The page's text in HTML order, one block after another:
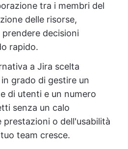
tra i membri del
delle risorse,
decisioni
rapido.
a Jira scelta
grado di gestire un
di utenti e un numero
senza un calo
prestazioni o dell'usabilità
team cresce.